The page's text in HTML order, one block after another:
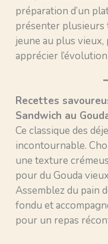
préparation d’un
présenter plusieurs
jeune au plus
apprécier
Recettes
Sandwich au
Ce classique des
incontournable.
une texture
pour du Gouda
Assemblez du pain
fondu et
pour un repas